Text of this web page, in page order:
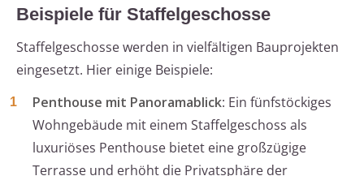
Beispiele für Staffelgeschosse
Staffelgeschosse werden in vielfältigen Bauprojekten
eingesetzt. Hier einige Beispiele:
Penthouse mit Panoramablick: Ein fünfstöckiges
Wohngebäude mit einem Staffelgeschoss als
luxuriöses Penthouse bietet eine großzügige
Terrasse und erhöht die Privatsphäre der